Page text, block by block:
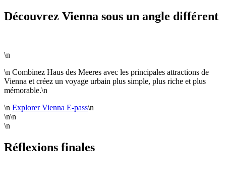
Découvrez Vienna sous un angle différent
\n
\n Combinez Haus des Meeres avec les principales attractions de
Vienna et créez un voyage urbain plus simple, plus riche et plus
mémorable.\n
\n Explorer Vienna E-pass\n
\n\n
\n
Réflexions finales